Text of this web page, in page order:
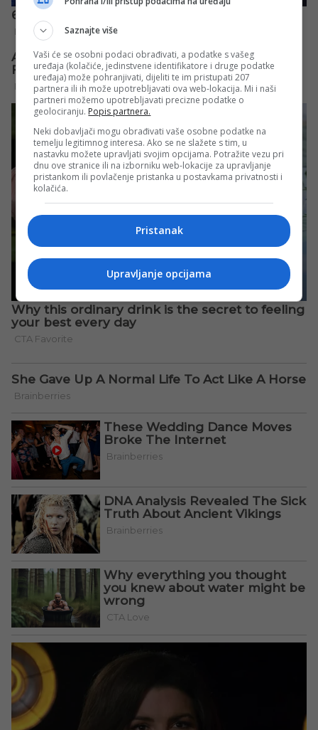
Saznajte više
Vaši će se osobni podaci obrađivati, a podatke s vašeg
uređaja (kolačiće, jedinstvene identifikatore i druge podatke
uređaja) može pohranjivati, dijeliti te im pristupati 207
partnera ili ih može upotrebljavati ova web-lokacija. Mi i naši
partneri možemo upotrebljavati precizne podatke o
geolociranju. Popis partnera.
Neki dobavljači mogu obrađivati vaše osobne podatke na
temelju legitimnog interesa. Ako se ne slažete s tim, u
nastavku možete upravljati svojim opcijama. Potražite vezu pri
dnu ove stranice ili na izborniku web-lokacije za upravljanje
pristankom ili povlačenje pristanka u postavkama privatnosti i
kolačića.
Pristanak
Upravljanje opcijama